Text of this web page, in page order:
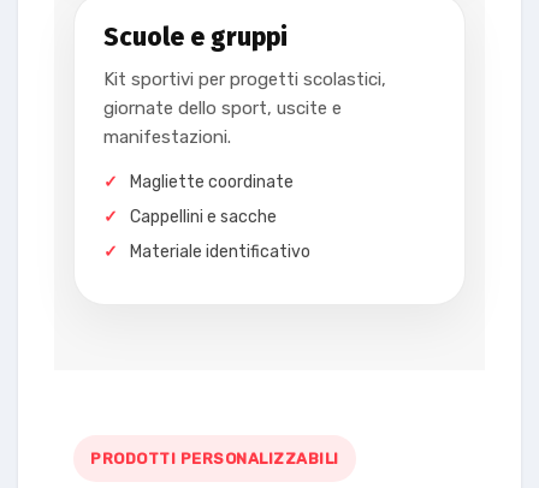
Scuole e gruppi
Kit sportivi per progetti scolastici,
giornate dello sport, uscite e
manifestazioni.
Magliette coordinate
Cappellini e sacche
Materiale identificativo
PRODOTTI PERSONALIZZABILI